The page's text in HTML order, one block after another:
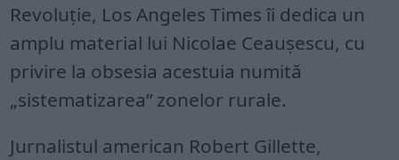
Revoluţie, Los Angeles Times îi dedica un
amplu material lui Nicolae Ceauşescu, cu
privire la obsesia acestuia numită
„sistematizarea” zonelor rurale.
Jurnalistul american Robert Gillette,